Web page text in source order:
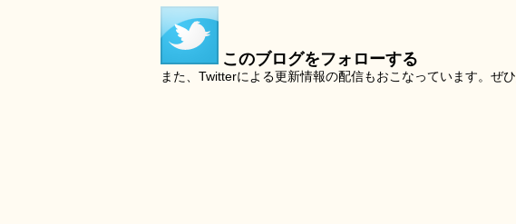
このブログをフォローする
また、Twitterによる更新情報の配信もおこなっています。ぜひ